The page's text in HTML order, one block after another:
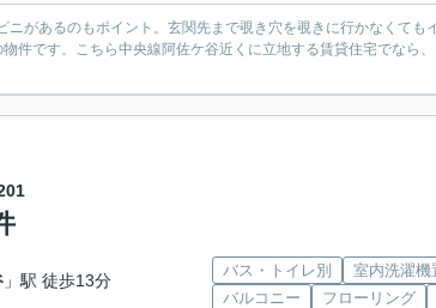
があるのもポイント。玄関先まで覗き穴を覗きに行かなくても
件です。こちら中央線阿佐ケ谷近くに立地する賃貸住宅でなら
」駅 徒歩13分
バス・トイレ別 室内洗濯機
バルコニー
フローリング